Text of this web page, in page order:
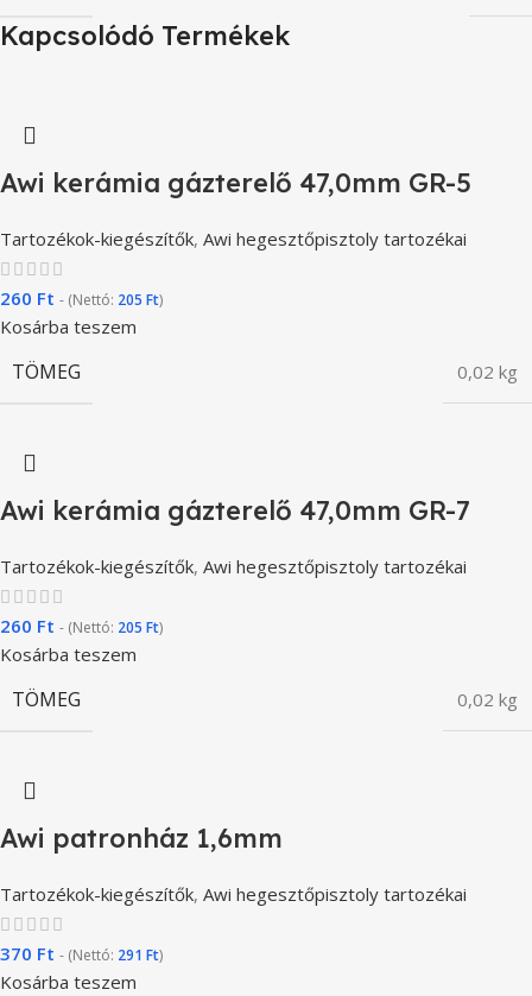
Kapcsolódó Termékek
Awi kerámia gázterelő 47,0mm GR-5
Tartozékok-kiegészítők, Awi hegesztőpisztoly tartozékai
260 Ft - (Nettó: 205 Ft)
Kosárba teszem
TÖMEG 0,02 kg
Awi kerámia gázterelő 47,0mm GR-7
Tartozékok-kiegészítők, Awi hegesztőpisztoly tartozékai
260 Ft - (Nettó: 205 Ft)
Kosárba teszem
TÖMEG 0,02 kg
Awi patronház 1,6mm
Tartozékok-kiegészítők, Awi hegesztőpisztoly tartozékai
370 Ft - (Nettó: 291 Ft)
Kosárba teszem